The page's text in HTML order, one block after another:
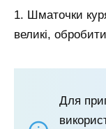
1. Шматочки
великі,
Для